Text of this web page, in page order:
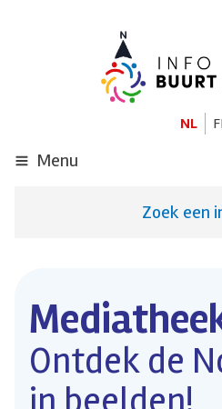
NL
Menu
Zoek een
Ontdek de